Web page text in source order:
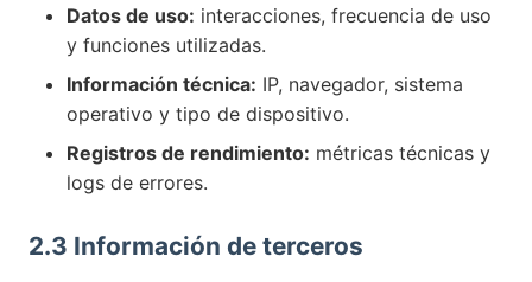
Datos de uso: interacciones, frecuencia de uso
y funciones utilizadas.
Información técnica: IP, navegador, sistema
operativo y tipo de dispositivo.
Registros de rendimiento: métricas técnicas y
logs de errores.
2.3 Información de terceros